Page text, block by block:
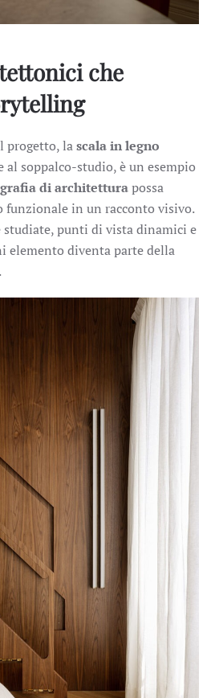
che
progetto, lascala in legno
al soppalco-studio, è un esempio
di architetturapossa
funzionale in un racconto visivo.
punti di vista dinamici e
elemento diventa parte della